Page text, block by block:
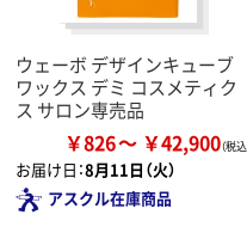
ウェーボ デザインキューブ
ワックス デミ コスメティク
ス サロン専売品
￥826 ￥42,900
お届け日：8月11日（火）
アスクル在庫商品